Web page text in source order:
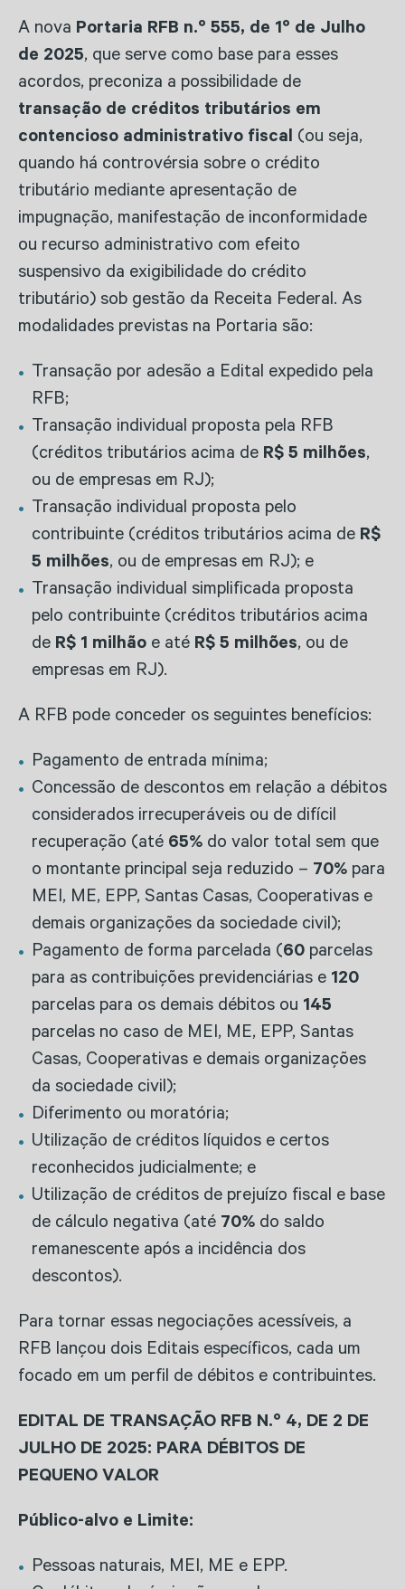
A nova Portaria RFB n.º 555, de 1º de Julho
de 2025, que serve como base para esses
acordos, preconiza a possibilidade de
transação de créditos tributários em
contencioso administrativo fiscal (ou seja,
quando há controvérsia sobre o crédito
tributário mediante apresentação de
impugnação, manifestação de inconformidade
ou recurso administrativo com efeito
suspensivo da exigibilidade do crédito
tributário) sob gestão da Receita Federal. As
modalidades previstas na Portaria são:
Transação por adesão a Edital expedido pela
RFB;
Transação individual proposta pela RFB
(créditos tributários acima de R$ 5 milhões,
ou de empresas em RJ);
Transação individual proposta pelo
contribuinte (créditos tributários acima de R$
5 milhões, ou de empresas em RJ); e
Transação individual simplificada proposta
pelo contribuinte (créditos tributários acima
de R$ 1 milhão e até R$ 5 milhões, ou de
empresas em RJ).
A RFB pode conceder os seguintes benefícios:
Pagamento de entrada mínima;
Concessão de descontos em relação a débitos
considerados irrecuperáveis ou de difícil
recuperação (até 65% do valor total sem que
o montante principal seja reduzido – 70% para
MEI, ME, EPP, Santas Casas, Cooperativas e
demais organizações da sociedade civil);
Pagamento de forma parcelada (60 parcelas
para as contribuições previdenciárias e 120
parcelas para os demais débitos ou 145
parcelas no caso de MEI, ME, EPP, Santas
Casas, Cooperativas e demais organizações
da sociedade civil);
Diferimento ou moratória;
Utilização de créditos líquidos e certos
reconhecidos judicialmente; e
Utilização de créditos de prejuízo fiscal e base
de cálculo negativa (até 70% do saldo
remanescente após a incidência dos
descontos).
Para tornar essas negociações acessíveis, a
RFB lançou dois Editais específicos, cada um
focado em um perfil de débitos e contribuintes.
EDITAL DE TRANSAÇÃO RFB N.º 4, DE 2 DE
JULHO DE 2025: PARA DÉBITOS DE
PEQUENO VALOR
Público-alvo e Limite:
Pessoas naturais, MEI, ME e EPP.